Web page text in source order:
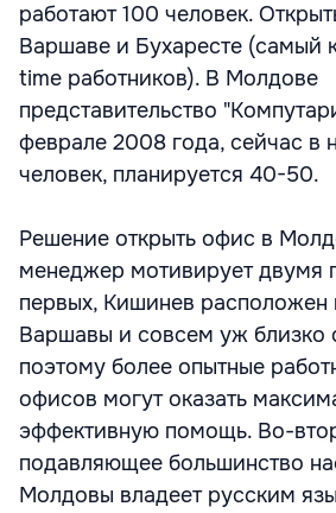
работают 100 человек.
Варшаве и Бухаресте (самый
time работников). В Молдове
представительство
феврале 2008 года, сейчас в
человек, планируется 40-50.
Решение открыть офис в
менеджер мотивирует двумя
первых, Кишинев расположен
Варшавы и совсем уж близко
поэтому более опытные
офисов могут оказать
эффективную помощь. Во-
подавляющее большинство
Молдовы владеет русским